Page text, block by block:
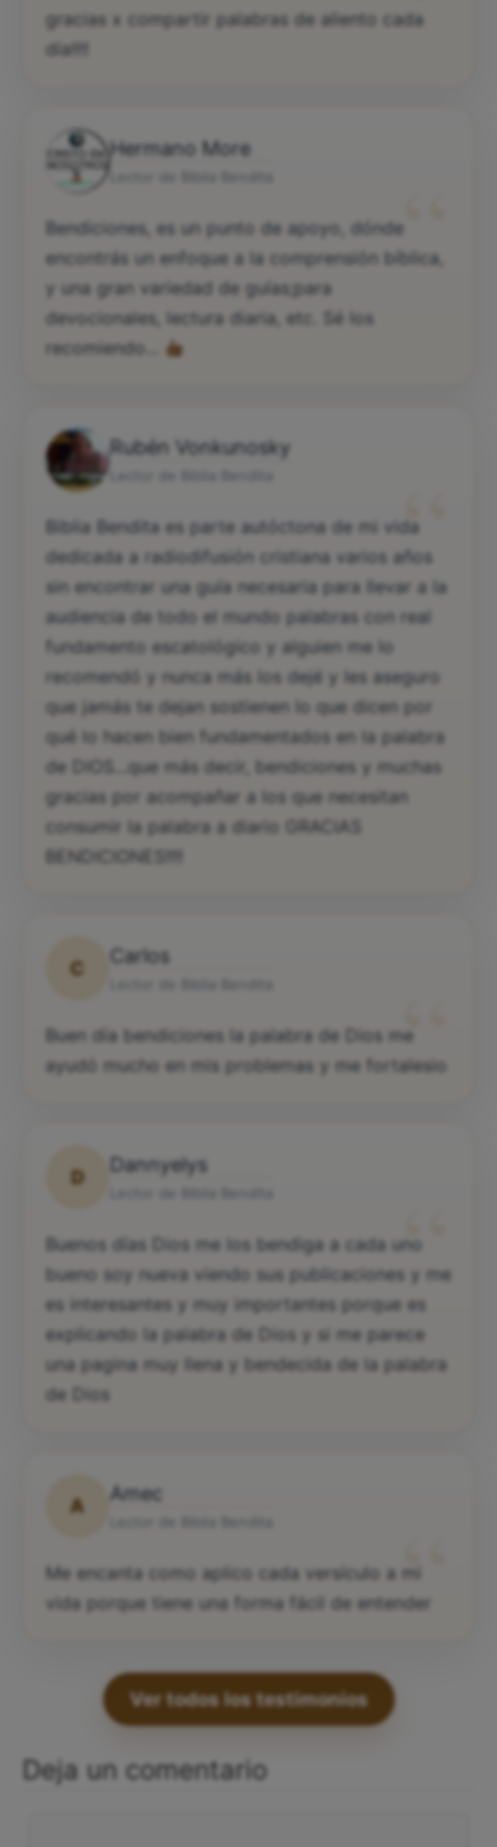
gracias x compartir palabras de aliento cada
día!!!!
Hermano More
“
Bendiciones, es un punto de apoyo, dónde
encontrás un enfoque a la comprensión bíblica,
y una gran variedad de guías;para
devocionales, lectura diaria, etc. Sé los
recomiendo...
Rubén Vonkunosky
“
Biblia Bendita es parte autóctona de mi vida
dedicada a radiodifusión cristiana varios años
sin encontrar una guía necesaria para llevar a la
audiencia de todo el mundo palabras con real
fundamento escatológico y alguien me lo
recomendó y nunca más los dejé y les aseguro
que jamás te dejan sostienen lo que dicen por
qué lo hacen bien fundamentados en la palabra
de DIOS...que más decir, bendiciones y muchas
gracias por acompañar a los que necesitan
consumir la palabra a diario GRACIAS
BENDICIONES!!!!
C
Carlos
“
Buen día bendiciones la palabra de Dios me
ayudó mucho en mis problemas y me fortalesio
D
Dannyelys
“
Buenos días Dios me los bendiga a cada uno
bueno soy nueva viendo sus publicaciones y me
es interesantes y muy importantes porque es
explicando la palabra de Dios y si me parece
una pagina muy llena y bendecida de la palabra
de Dios
A
Amec
“
Me encanta como aplico cada versículo a mi
vida porque tiene una forma fácil de entender
Ver todos los testimonios
Deja un comentario